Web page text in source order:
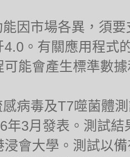
因市場各異，須
4.0。有關應用程式
可能會產生標準數
病毒及T7噬菌體
年3月發表。測試
浸會大學。測試以